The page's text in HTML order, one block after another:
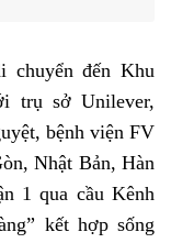
chuyển đến Khu
trụ sở Unilever,
bệnh viện FV
Nhật Bản, Hàn
1 qua cầu Kênh
kết hợp sống